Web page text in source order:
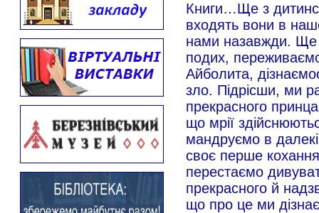
Книги…Ще з
входять вони в
нами назавжди. Ще
подих,
Айболита,
зло. Підрісши, ми
прекрасного
що мрії
мандруємо в
своє перше
перестаємо
прекрасного й
що про це ми